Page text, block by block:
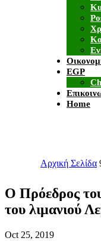
EGP
Home
Αρχική Σελίδα
Ο Πρόεδρος
του λιμανιού
Oct 25, 2019